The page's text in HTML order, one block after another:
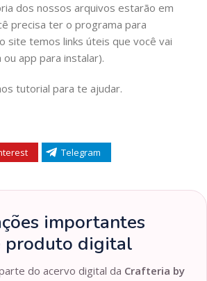
dos nossos arquivos estarão em
precisa ter o programa para
site temos links úteis que você vai
app para instalar).
tutorial para te ajudar.
Telegram
importantes
produto digital
do acervo digital da Crafteria by